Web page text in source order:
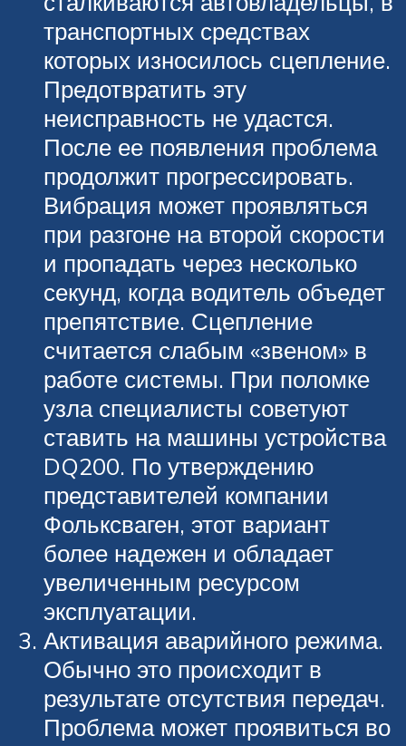
транспортных средствах
которых износилось сцепление.
Предотвратить эту
неисправность не удастся.
После ее появления проблема
продолжит прогрессировать.
Вибрация может проявляться
при разгоне на второй скорости
и пропадать через несколько
секунд, когда водитель объедет
препятствие. Сцепление
считается слабым «звеном» в
работе системы. При поломке
узла специалисты советуют
ставить на машины устройства
DQ200. По утверждению
представителей компании
Фольксваген, этот вариант
более надежен и обладает
увеличенным ресурсом
эксплуатации.
Активация аварийного режима.
Обычно это происходит в
результате отсутствия передач.
Проблема может проявиться во